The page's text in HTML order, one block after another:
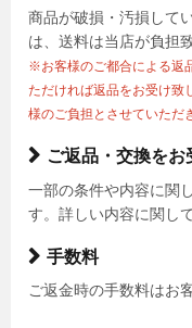
商品が破損・汚損して
は、送料は当店が負担
※お客様のご都合による返
ただければ返品をお受け致
様のご負担とさせていただ
ご返品・交換を
一部の条件や内容に関
す。詳しい内容に関し
手数料
ご返金時の手数料はお